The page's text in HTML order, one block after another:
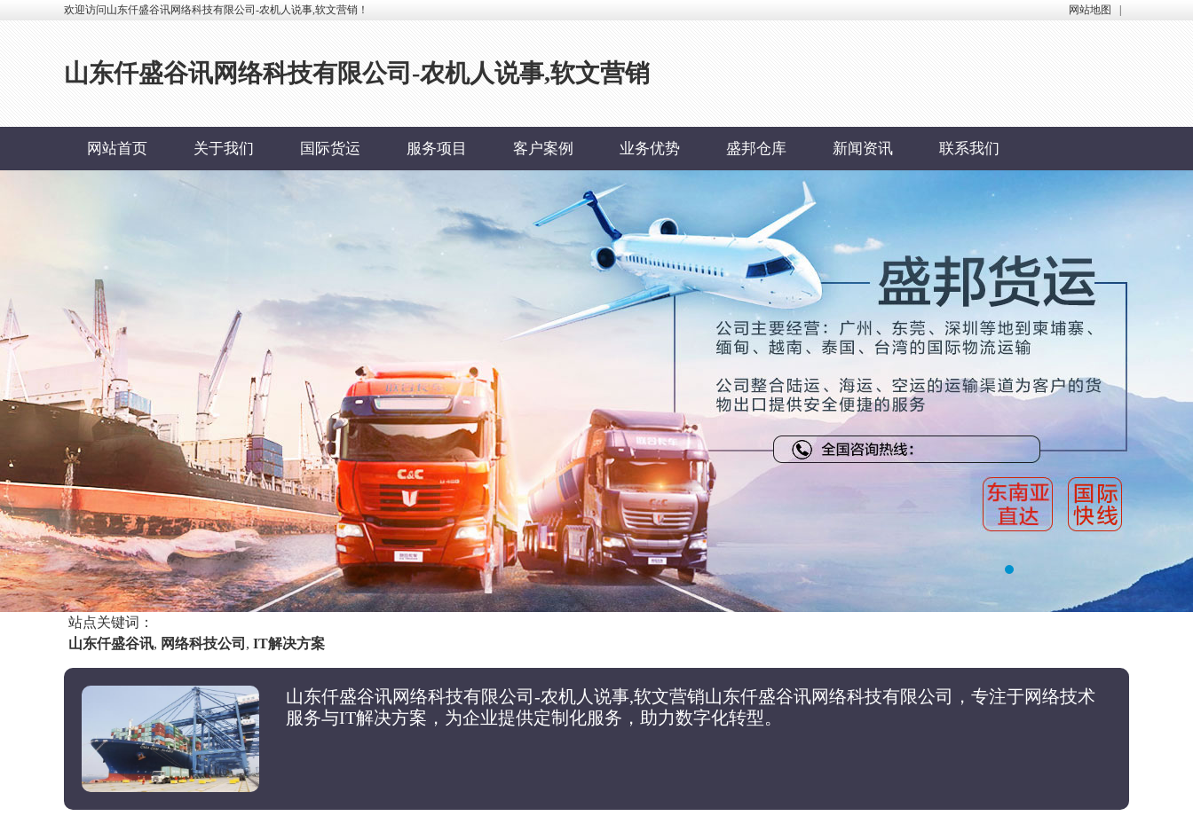
欢迎访问山东仟盛谷讯网络科技有限公司-农机人说事,软文营销！ 网站地图
山东仟盛谷讯网络科技有限公司-农机人说事,软文营销
网站首页 关于我们 国际货运 服务项目 客户案例 业务优势 盛邦仓库 新闻资讯 联系我们
站点关键词：
山东仟盛谷讯, 网络科技公司 , IT解决方案
山东仟盛谷讯网络科技有限公司-农机人说事,软文营销山东仟盛谷讯网络科技有限公司，专注于网络技术
服务与IT解决方案，为企业提供定制化服务，助力数字化转型。